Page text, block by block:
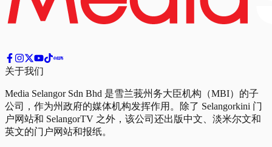
关于我们
Media Selangor Sdn Bhd 是雪兰莪州务大臣机构（MBI）的子
公司，作为州政府的媒体机构发挥作用。除了 Selangorkini 门
户网站和 SelangorTV 之外，该公司还出版中文、淡米尔文和
英文的门户网站和报纸。